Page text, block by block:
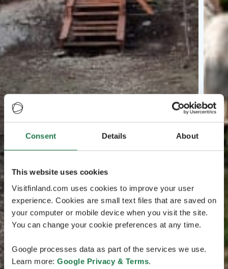
Consent Details About
This website uses cookies
Visitfinland.com uses cookies to improve your user
experience. Cookies are small text files that are saved on
your computer or mobile device when you visit the site.
You can change your cookie preferences at any time.
Google processes data as part of the services we use.
Learn more: Google Privacy & Terms.